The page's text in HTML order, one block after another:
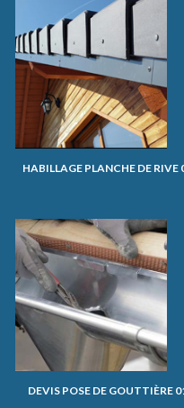
HABILLAGE PLANCHE DE RIVE
DEVIS POSE DE GOUTTIÈRE